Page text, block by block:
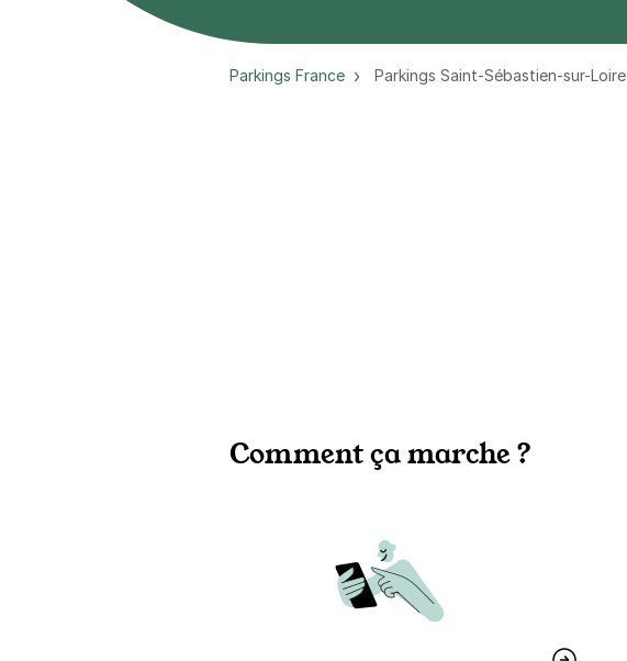
Parkings France Parkings Saint-Sébastien-sur-Loire
Comment ça marche ?